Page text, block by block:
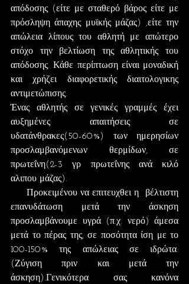
απόδοσης (είτε με σταθερό βάρος είτε με
πρόσληψη άπαχης μυϊκής μάζας) ,είτε την
απώλεια λίπους του αθλητή με απώτερο
στόχο την βελτίωση της αθλητικής του
απόδοσης. Κάθε περίπτωση είναι μοναδική
και χρήζει διαφορετικής διαιτολογικης
αντιμετώπισης.
Ένας αθλητής σε γενικές γραμμές έχει
αυξημένες απαιτήσεις σε
υδατάνθρακες(50-60%) των ημερησίων
προσλαμβανόμενων θερμίδων, σε
πρωτεΐνη(2-3 γρ πρωτεΐνης ανά κιλό
αλιπου μάζας).
επανυδάτωση μετά την άσκηση
προσλαμβάνουμε υγρά (π.χ. νερό) άμεσα
μετά το πέρας της, σε ποσότητα ίση με το
100-150% της απώλειας σε ιδρώτα.
(Ζύγιση πριν και μετά την
άσκηση).Γενικότερα σας κανόνα